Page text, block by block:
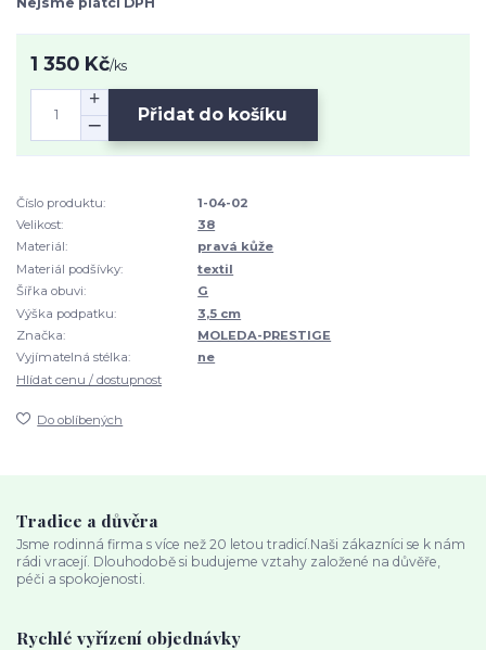
1 350 Kč/ks
Přidat do košíku
Číslo produktu:
1-04-02
Velikost:
38
Materiál:
pravá kůže
Materiál podšívky:
textil
Šířka obuvi:
G
Výška podpatku:
3,5 cm
Značka:
MOLEDA-PRESTIGE
Vyjímatelná stélka:
ne
Hlídat cenu / dostupnost
Do oblíbených
Tradice a důvěra
Jsme rodinná firma s více než 20 letou tradicí.Naši zákazníci se k nám
rádi vracejí. Dlouhodobě si budujeme vztahy založené na důvěře,
péči a spokojenosti.
Rychlé vyřízení objednávky